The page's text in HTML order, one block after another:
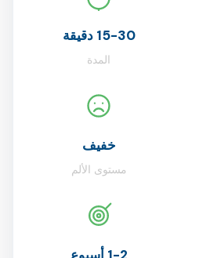
15-30 دقيقة
المدة
خفيف
مستوى الألم